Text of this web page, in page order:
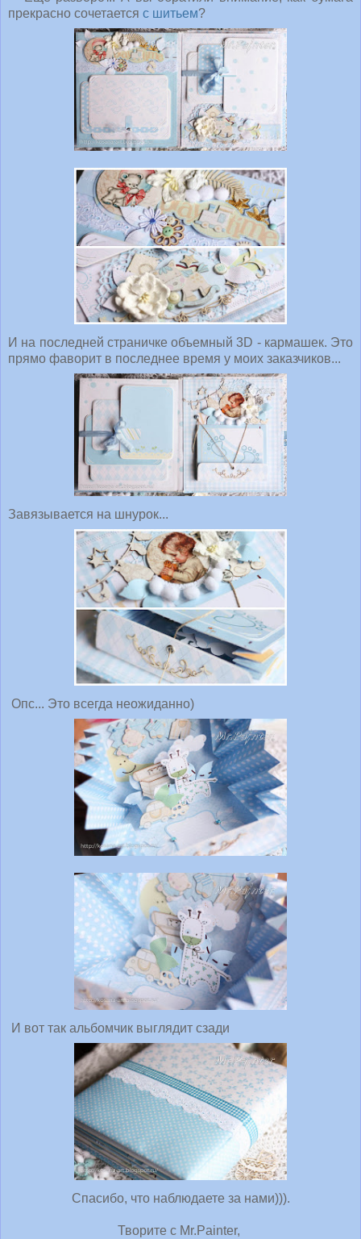
прекрасно сочетается с шитьем?
И на последней страничке объемный 3D - кармашек. Это
прямо фаворит в последнее время у моих заказчиков...
Завязывается на шнурок...
Опс... Это всегда неожиданно)
И вот так альбомчик выглядит сзади
Спасибо, что наблюдаете за нами))).
Творите с Mr.Painter,